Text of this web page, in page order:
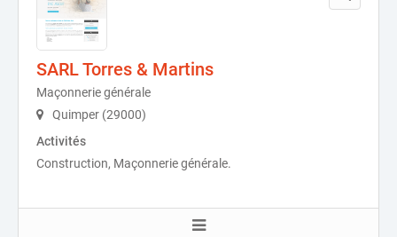
SARL Torres & Martins
Maçonnerie générale
Quimper (29000)
Activités
Construction, Maçonnerie générale.